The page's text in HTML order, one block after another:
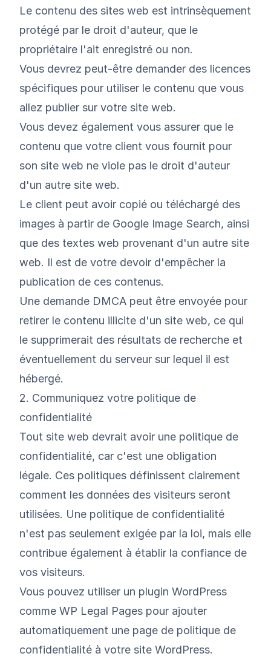
Le contenu des sites web est intrinsèquement
protégé par le droit d'auteur, que le
propriétaire l'ait enregistré ou non.
Vous devrez peut-être demander des licences
spécifiques pour utiliser le contenu que vous
allez publier sur votre site web.
Vous devez également vous assurer que le
contenu que votre client vous fournit pour
son site web ne viole pas le droit d'auteur
d'un autre site web.
Le client peut avoir copié ou téléchargé des
images à partir de Google Image Search, ainsi
que des textes web provenant d'un autre site
web. Il est de votre devoir d'empêcher la
publication de ces contenus.
Une demande DMCA peut être envoyée pour
retirer le contenu illicite d'un site web, ce qui
le supprimerait des résultats de recherche et
éventuellement du serveur sur lequel il est
hébergé.
2. Communiquez votre politique de
confidentialité
Tout site web devrait avoir une politique de
confidentialité, car c'est une obligation
légale. Ces politiques définissent clairement
comment les données des visiteurs seront
utilisées. Une politique de confidentialité
n'est pas seulement exigée par la loi, mais elle
contribue également à établir la confiance de
vos visiteurs.
Vous pouvez utiliser un plugin WordPress
comme WP Legal Pages pour ajouter
automatiquement une page de politique de
confidentialité à votre site WordPress.